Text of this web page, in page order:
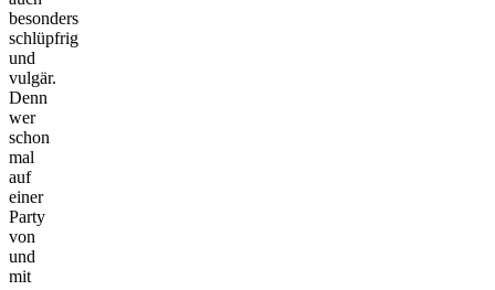
besonders
schlüpfrig
und
vulgär.
Denn
wer
schon
mal
auf
einer
Party
von
und
mit